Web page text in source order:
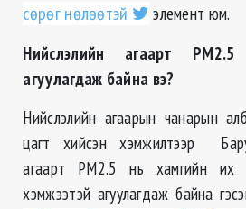
сөрөг нөлөөтэй
элемент юм.
Нийслэлийн агаарт
агуулагдаж байна вэ?
Нийслэлийн агаарын чанарын
цагт хийсэн хэмжилтээр
агаарт РМ2.5 нь хамгийн
хэмжээтэй агуулагдаж байна